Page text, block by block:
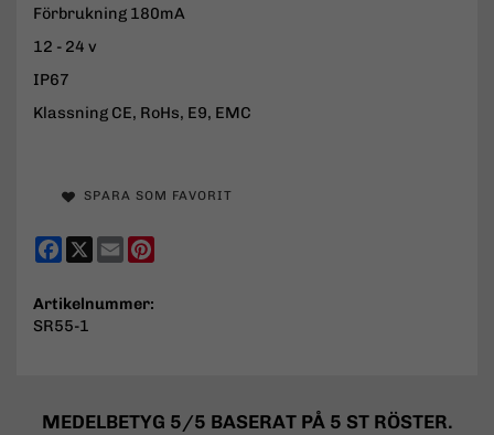
Förbrukning 180mA
12 - 24 v
IP67
Klassning CE, RoHs, E9, EMC
SPARA SOM FAVORIT
Facebook
X Email
Artikelnummer:
SR55-1
MEDELBETYG 5/5 BASERAT PÅ 5 ST RÖSTER.